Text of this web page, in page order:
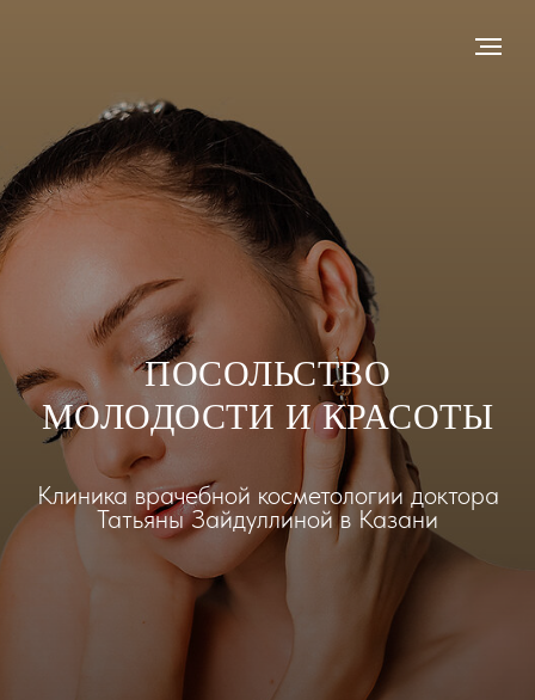
ПОСОЛЬСТВО
МОЛОДОСТИ И КРАСОТЫ
Клиника врачебной косметологии доктора
Татьяны Зайдуллиной в Казани